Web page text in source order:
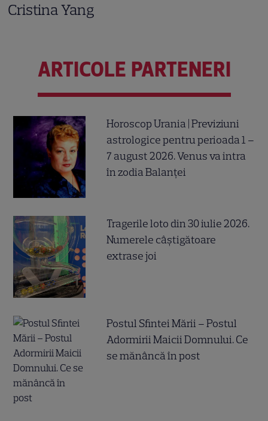
Cristina Yang
ARTICOLE PARTENERI
Horoscop Urania | Previziuni
astrologice pentru perioada 1 –
7 august 2026. Venus va intra
în zodia Balanței
Tragerile loto din 30 iulie 2026.
Numerele câştigătoare
extrase joi
Postul Sfintei Mării – Postul
Adormirii Maicii Domnului. Ce
se mănâncă în post